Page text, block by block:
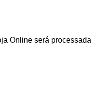
Online será processada